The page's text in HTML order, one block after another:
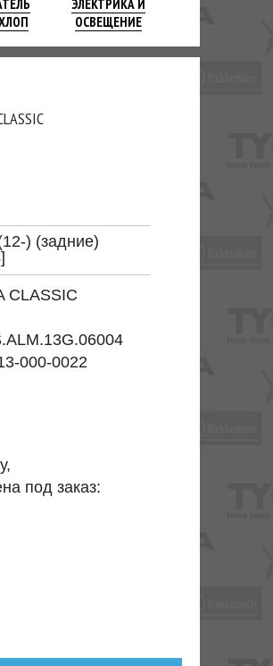
ЭЛЕКТРИКА И
ОСВЕЩЕНИЕ
) (задние)
CLASSIC
000-0022
под заказ: